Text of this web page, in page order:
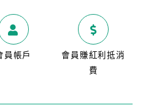
員帳戶
會員賺紅利抵消
費